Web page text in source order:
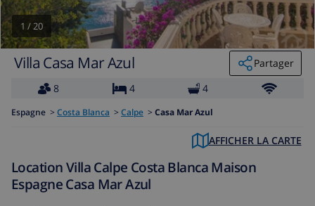
1 /20
Villa Casa Mar Azul
Partager
8
4 4
Espagne > Costa Blanca > Calpe > Casa Mar Azul
AFFICHER LA CARTE
Location Villa Calpe Costa Blanca Maison
Espagne Casa Mar Azul